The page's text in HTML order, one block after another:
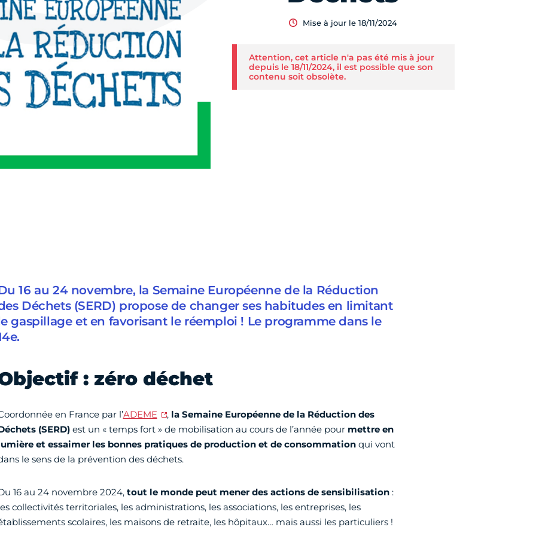
Mise à jour le 18/11/2024
Attention, cet article n'a pas été mis à jour
depuis le 18/11/2024, il est possible que son
contenu soit obsolète.
16 au 24 novembre, la Semaine Européenne de la Réduction
Déchets (SERD) propose de changer ses habitudes en limitant
gaspillage et en favorisant le réemploi ! Le programme dans le
: zéro déchet
en France par l’ADEME , la Semaine Européenne de la Réduction des
(SERD)est un « temps fort » de mobilisation au cours de l’année pour mettre en
et essaimer les bonnes pratiques de production et de consommationqui vont
le sens de la prévention des déchets.
16 au 24 novembre 2024, tout le monde peut mener des actions de sensibilisation:
collectivités territoriales, les administrations, les associations, les entreprises, les
scolaires, les maisons de retraite, les hôpitaux… mais aussi les particuliers !